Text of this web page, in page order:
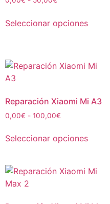
Seleccionar opciones
Reparación Xiaomi Mi A3
0,00€ - 100,00€
Seleccionar opciones